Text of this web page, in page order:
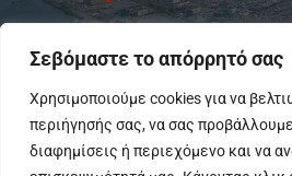
Σεβόμαστε το απόρρητό σας
Χρησιμοποιούμε cookies για να
περιήγησής σας, να σας
διαφημίσεις ή περιεχόμενο και να
To IPreveza.gr είναι μια σύγχρονη
Πρέβεζα, Πάργα, Φιλιππιάδα και την
Πολιτικά, Αθλητικά και